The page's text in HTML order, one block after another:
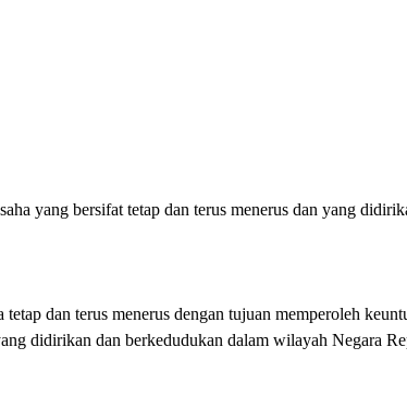
yang bersifat tetap dan terus menerus dan yang
dan terus menerus dengan tujuan memperoleh
didirikan dan berkedudukan dalam wilayah Negara